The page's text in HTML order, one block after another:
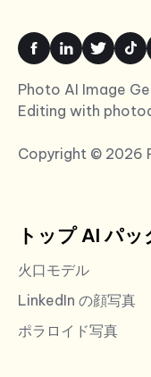
Photo AI Image
Editing with
Copyright © 2026
トップ AI パッ
火口モデル
LinkedIn の顔写真
ポラロイド写真